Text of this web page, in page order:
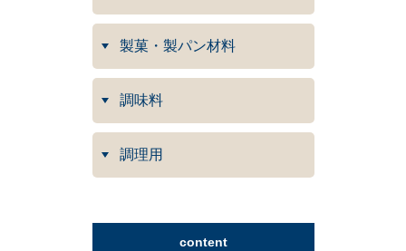
製菓・製パン材料
調味料
調理用
content